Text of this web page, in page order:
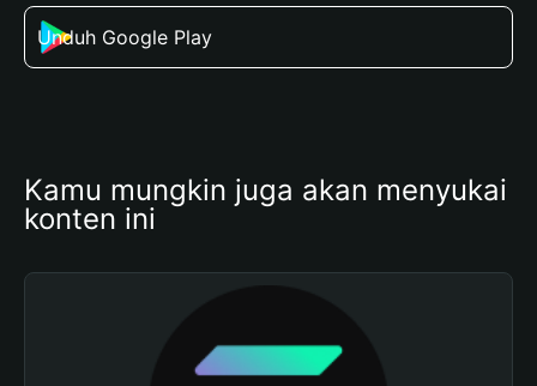
Unduh Google Play
Kamu mungkin juga akan menyukai
konten ini